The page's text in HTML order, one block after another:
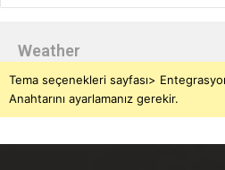
Weather
Tema seçenekleri sayfası>
Anahtarını ayarlamanız gerekir.